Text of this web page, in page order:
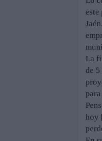
este
La
de
hoy